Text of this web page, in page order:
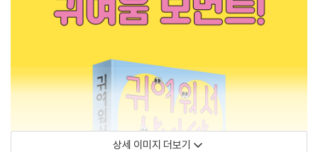
상세 이미지 더보기